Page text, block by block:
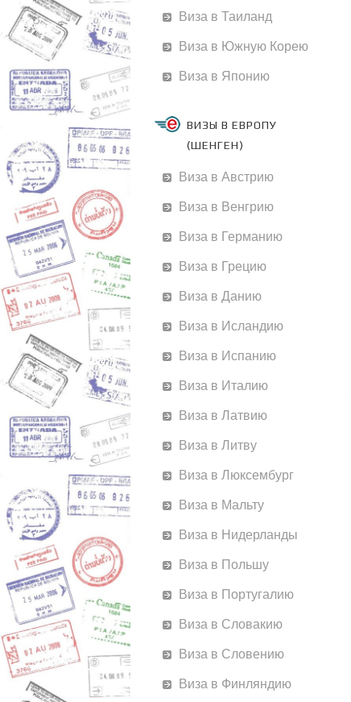
Виза в Таиланд
Виза в Южную Корею
Виза в Японию
ВИЗЫ В ЕВРОПУ
(ШЕНГЕН)
Виза в Австрию
Виза в Венгрию
Виза в Германию
Виза в Грецию
Виза в Данию
Виза в Исландию
Виза в Испанию
Виза в Италию
Виза в Латвию
Виза в Литву
Виза в Люксембург
Виза в Мальту
Виза в Нидерланды
Виза в Польшу
Виза в Португалию
Виза в Словакию
Виза в Словению
Виза в Финляндию